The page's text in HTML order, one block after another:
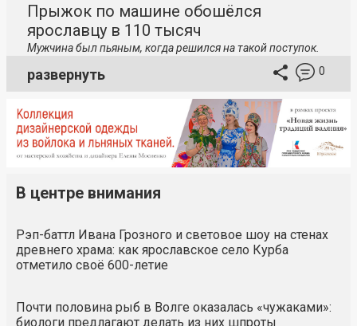
Прыжок по машине обошёлся
ярославцу в 110 тысяч
Мужчина был пьяным, когда решился на такой поступок.
развернуть 0
В центре внимания
Рэп-баттл Ивана Грозного и световое шоу на стенах
древнего храма: как ярославское село Курба
отметило своё 600-летие
Почти половина рыб в Волге оказалась «чужаками»:
биологи предлагают делать из них шпроты